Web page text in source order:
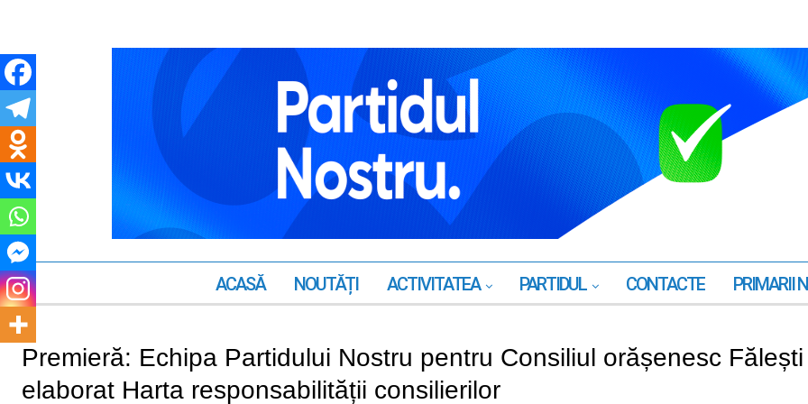
ACASĂ NOUTĂȚI ACTIVITATEA PARTIDUL CONTACTE PRIMARII
Premieră: Echipa Partidului Nostru pentru Consiliul orășenesc
elaborat Harta responsabilității consilierilor